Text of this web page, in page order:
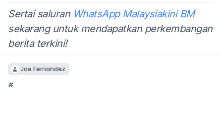
Sertai saluran WhatsApp Malaysiakini BM
sekarang untuk mendapatkan perkembangan
berita terkini!
Joe Fernandez
#